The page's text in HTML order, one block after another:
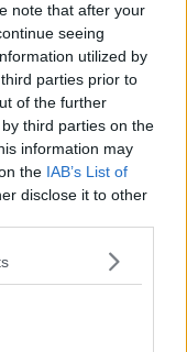
note that after your
seeing
utilized by
parties prior to
of the further
third parties on the
information may
the IAB’s List of
disclose it to other
dalla Polizia
di carcerazione
per reati contro il
la moglie ed era
dalla Polizia
ferriviaria è stato